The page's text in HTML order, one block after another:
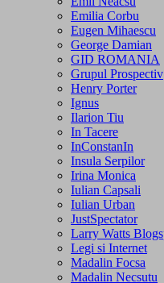
Emilia Corbu
Eugen Mihaescu
George Damian
GID ROMANIA
Grupul Prospectiv
Henry Porter
Ignus
Ilarion Tiu
In Tacere
InConstanIn
Insula Serpilor
Irina Monica
Iulian Capsali
Iulian Urban
JustSpectator
Larry Watts
Legi si Internet
Madalin Focsa
Madalin Necsutu